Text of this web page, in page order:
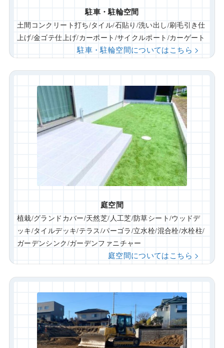
駐車・駐輪空間
土間コンクリート打ち/タイル/石貼り/洗い出し/刷毛引き仕
上げ/金ゴテ仕上げ/カーポート/サイクルポート/カーゲート
駐車・駐輪空間についてはこちら >
庭空間
植栽/グランドカバー/天然芝/人工芝/防草シート/ウッドデ
ッキ/タイルデッキ/テラス/パーゴラ/立水栓/混合栓/水栓柱/
ガーデンシンク/ガーデンファニチャー
庭空間についてはこちら >